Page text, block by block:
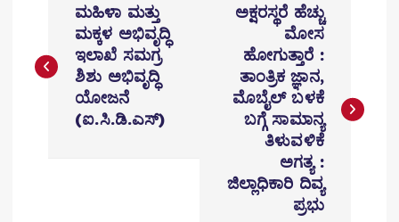
s
ಮಹಿಳಾ ಮತ್ತು
ಮಕ್ಕಳ ಅಭಿವೃದ್ಧಿ
ಇಲಾಖೆ ಸಮಗ್ರ
ಶಿಶು ಅಭಿವೃದ್ಧಿ
ಯೋಜನೆ
(ಐ.ಸಿ.ಡಿ.ಎಸ್)
ಅಕ್ಷರಸ್ಥರೆ ಹೆಚ್ಚು
ಮೋಸ
ಹೋಗುತ್ತಾರೆ :
ತಾಂತ್ರಿಕ ಜ್ಞಾನ,
ಮೊಬೈಲ್ ಬಳಕೆ
ಬಗ್ಗೆ ಸಾಮಾನ್ಯ
ತಿಳುವಳಿಕೆ
ಅಗತ್ಯ :
ಜಿಲ್ಲಾಧಿಕಾರಿ ದಿವ್ಯ
ಪ್ರಭು